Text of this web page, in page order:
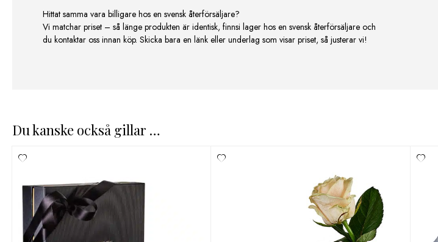
Hittat samma vara billigare hos en svensk återförsäljare?
Vi matchar priset – så länge produkten är identisk, finnsi lager hos en svensk återförsäljare och
du kontaktar oss innan köp. Skicka bara en länk eller underlag som visar priset, så justerar vi!
Du kanske också gillar …